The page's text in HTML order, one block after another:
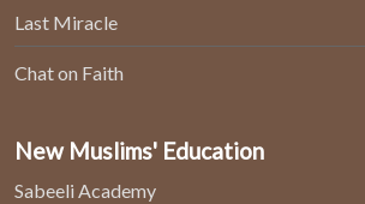
Last Miracle
Chat on Faith
New Muslims' Education
Sabeeli Academy